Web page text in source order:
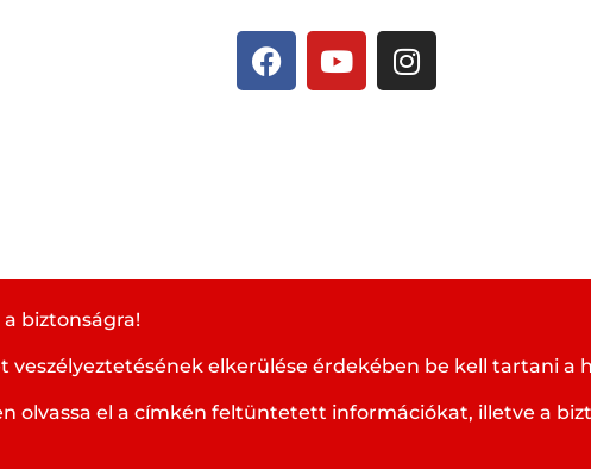
biztonságra!
veszélyeztetésének elkerülése érdekében be kell tartani a
olvassa el a címkén feltüntetett információkat, illetve a